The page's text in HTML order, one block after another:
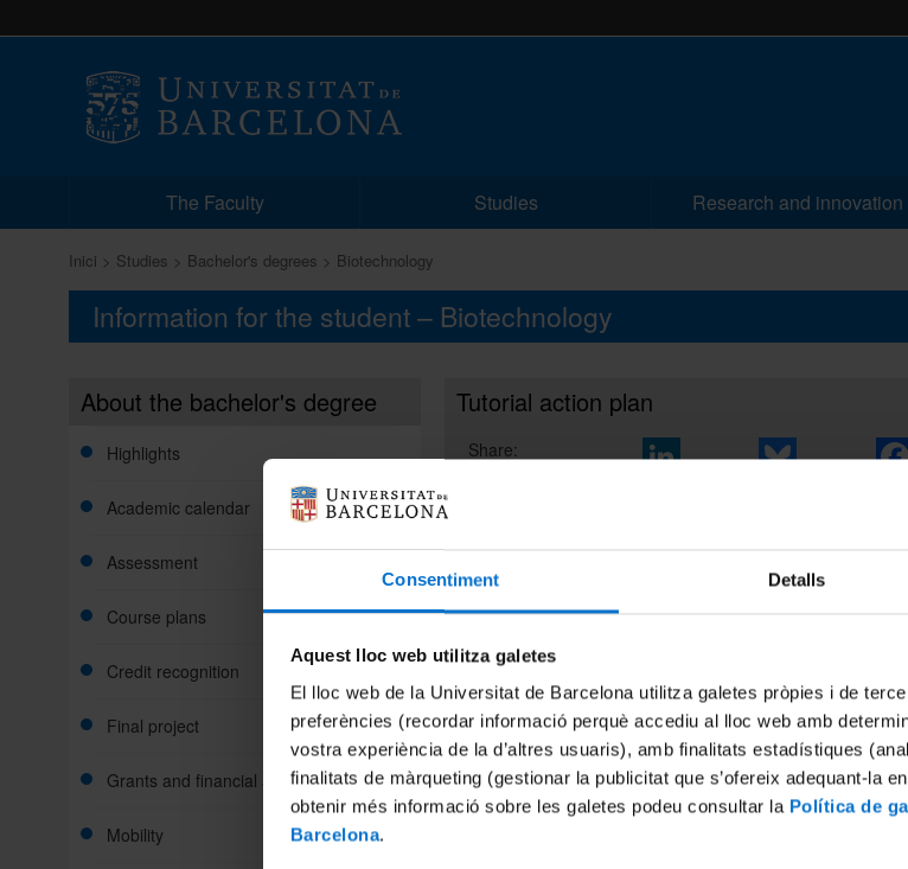
Consentiment Detalls
Aquest lloc web utilitza galetes
El lloc web de la Universitat de Barcelona utilitza galetes pròpies i de
preferències (recordar informació perquè accediu al lloc web amb
vostra experiència de la d’altres usuaris), amb finalitats estadístiques
finalitats de màrqueting (gestionar la publicitat que s’ofereix adequant-la
obtenir més informació sobre les galetes podeu consultar la Política de
Barcelona.
The Faculty Studies Research and innovation
Inici Studies Bachelor's degrees Biotechnology
Information for the student – Biotechnology
About the bachelor's degree
Highlights
Academic calendar
Assessment
Course plans
Credit recognition
Final project
Grants and financial aid
Mobility
Tutorial action plan
Share: